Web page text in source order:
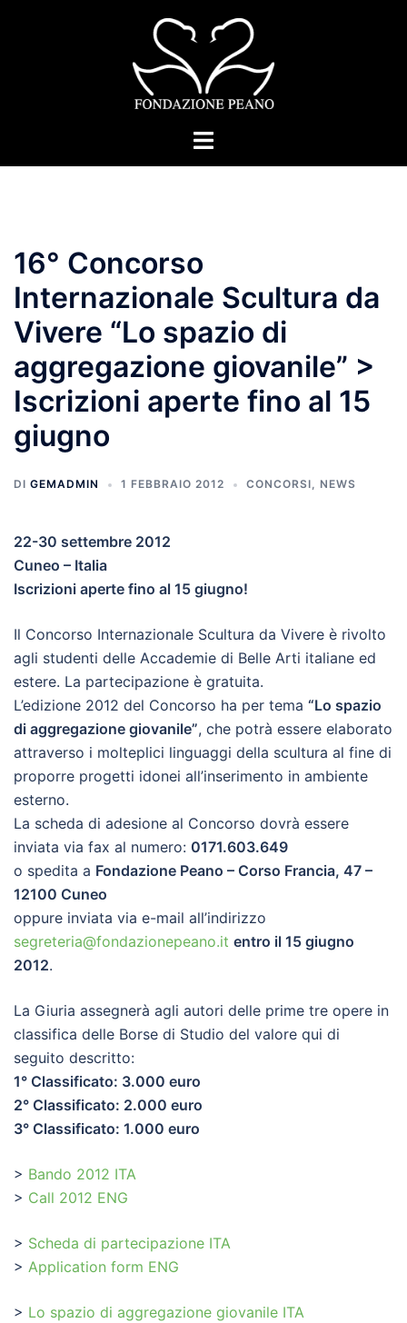
Mostra/Nascondi
16° Concorso
Internazionale Scultura da
Vivere “Lo spazio di
aggregazione giovanile” >
Iscrizioni aperte fino al 15
giugno
DI GEMADMIN 1 FEBBRAIO 2012 CONCORSI, NEWS
22-30 settembre 2012
Cuneo – Italia
Iscrizioni aperte fino al 15 giugno!
Il Concorso Internazionale Scultura da Vivere è rivolto
agli studenti delle Accademie di Belle Arti italiane ed
estere. La partecipazione è gratuita.
L’edizione 2012 del Concorso ha per tema “Lo spazio
di aggregazione giovanile”, che potrà essere elaborato
attraverso i molteplici linguaggi della scultura al fine di
proporre progetti idonei all’inserimento in ambiente
esterno.
La scheda di adesione al Concorso dovrà essere
inviata via fax al numero: 0171.603.649
o spedita a Fondazione Peano – Corso Francia, 47 –
12100 Cuneo
oppure inviata via e-mail all’indirizzo
segreteria@fondazionepeano.it entro il 15 giugno
2012.
La Giuria assegnerà agli autori delle prime tre opere in
classifica delle Borse di Studio del valore qui di
seguito descritto:
1° Classificato: 3.000 euro
2° Classificato: 2.000 euro
3° Classificato: 1.000 euro
> Bando 2012 ITA
> Call 2012 ENG
> Scheda di partecipazione ITA
> Application form ENG
> Lo spazio di aggregazione giovanile ITA